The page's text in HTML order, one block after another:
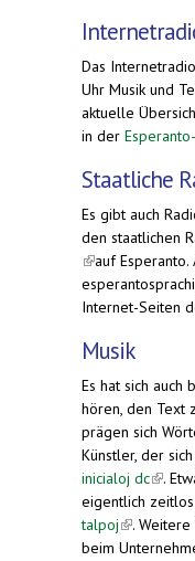
Das Internetradio
Uhr Musik und
aktuelle
in der
Staatliche
Es gibt auch
den staatlichen
(link is external)
auf
Internet-Seiten
Musik
Es hat sich auch
hören, den Text
prägen sich
Künstler, der
inicialoj dc(link
.
eigentlich
talpoj(link is
.
beim